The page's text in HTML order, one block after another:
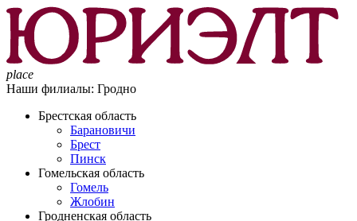
place
Наши филиалы: Гродно
Брестская область
Барановичи
Брест
Пинск
Гомельская область
Гомель
Жлобин
Гродненская область